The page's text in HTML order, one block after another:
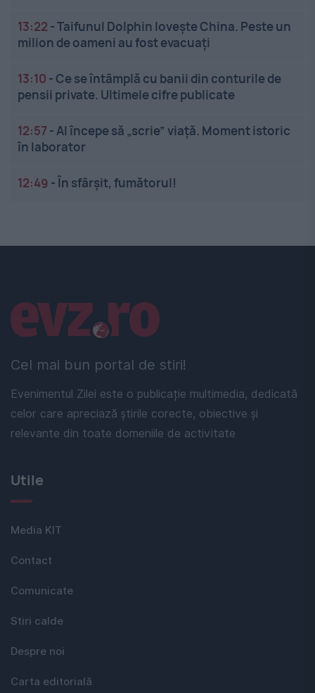
13:22 -Taifunul Dolphin lovește China. Peste un
milion de oameni au fost evacuați
13:10 -Ce se întâmplă cu banii din conturile de
pensii private. Ultimele cifre publicate
12:57 -AI începe să „scrie” viață. Moment istoric
în laborator
12:49 -În sfârșit, fumătorul!
Cel mai bun portal de stiri!
Evenimentul Zilei este o publicație multimedia, dedicată
celor care apreciază știrile corecte, obiective și
relevante din toate domeniile de activitate
Linkuri utile
Utile
Media KIT
Contact
Comunicate
Stiri calde
Despre noi
Carta editorială